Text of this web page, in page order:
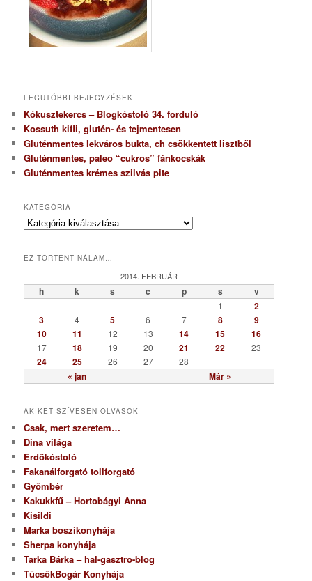
LEGUTÓBBI BEJEGYZÉSEK
Kókusztekercs – Blogkóstoló 34. forduló
Kossuth kifli, glutén- és tejmentesen
Gluténmentes lekváros bukta, ch csökkentett lisztből
Gluténmentes, paleo “cukros” fánkocskák
Gluténmentes krémes szilvás pite
KATEGÓRIA
K
e
ó
r
EZ TÖRTÉNT NÁLAM…
2014. FEBRUÁR
h k s c p s v
« jan Már »
1
2
3
4 5 6 7 8
9
10
11 12 13 14 15 16
17 18 19 20 21 22 23
24 25 26 27 28
AKIKET SZÍVESEN OLVASOK
Csak, mert szeretem…
Dina világa
Erdőkóstoló
Fakanálforgató tollforgató
Gyömbér
Kakukkfű – Hortobágyi Anna
Kisildi
Marka boszikonyhája
Sherpa konyhája
Tarka Bárka – hal-gasztro-blog
TücsökBogár Konyhája